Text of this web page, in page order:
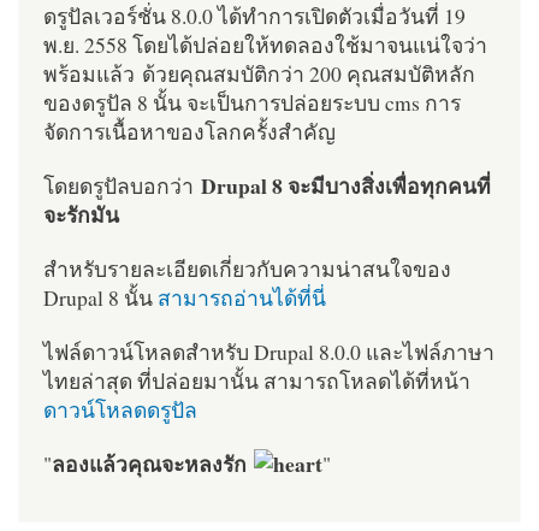
ดรูปัลเวอร์ชั่น 8.0.0 ได้ทำการเปิดตัวเมื่อวันที่ 19
พ.ย. 2558 โดยได้ปล่อยให้ทดลองใช้มาจนแน่ใจว่า
พร้อมแล้ว ด้วยคุณสมบัติกว่า 200 คุณสมบัติหลัก
ของดรูปัล 8 นั้น จะเป็นการปล่อยระบบ cms การ
จัดการเนื้อหาของโลกครั้งสำคัญ
โดยดรูปัลบอกว่า Drupal 8 จะมีบางสิ่งเพื่อทุกคนที่
จะรักมัน
สำหรับรายละเอียดเกี่ยวกับความน่าสนใจของ
Drupal 8 นั้น สามารถอ่านได้ที่นี่
ไฟล์ดาวน์โหลดสำหรับ Drupal 8.0.0 และไฟล์ภาษา
ไทยล่าสุด ที่ปล่อยมานั้น สามารถโหลดได้ที่หน้า
ดาวน์โหลดดรูปัล
"ลองแล้วคุณจะหลงรัก "